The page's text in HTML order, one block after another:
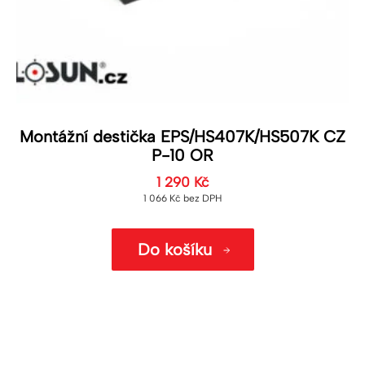
Montážní destička EPS/HS407K/HS507K CZ
P-10 OR
1 290 Kč
1 066 Kč bez DPH
Do košíku